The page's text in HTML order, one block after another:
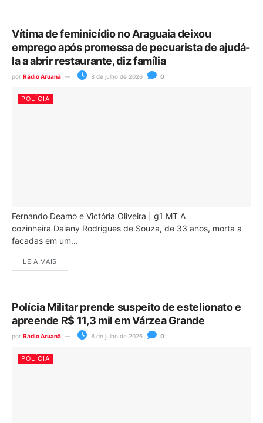
Vítima de feminicídio no Araguaia deixou
emprego após promessa de pecuarista de ajudá-
la a abrir restaurante, diz família
por Rádio Aruanã 8 de julho de 2026 0
POLÍCIA
Fernando Deamo e Victória Oliveira | g1 MT A
cozinheira Daiany Rodrigues de Souza, de 33 anos, morta a
facadas em um...
LEIA MAIS
Polícia Militar prende suspeito de estelionato e
apreende R$ 11,3 mil em Várzea Grande
por Rádio Aruanã 8 de julho de 2026 0
POLÍCIA